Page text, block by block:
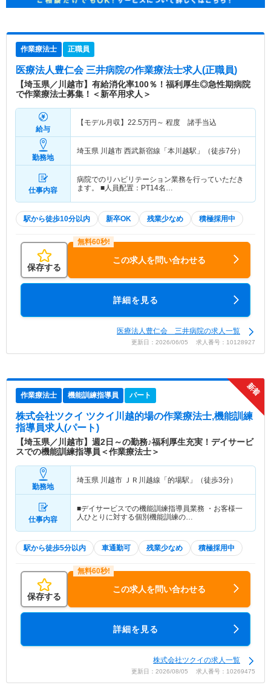
作業療法士 正職員
医療法人豊仁会 三井病院の作業療法士求人(正職員)
【埼玉県／川越市】有給消化率100％！福利厚生◎急性期病院
で作業療法士募集！＜新卒用求人＞
給与
【モデル月収】 22.5万円～ 程度 諸手当込
勤務地
埼玉県 川越市 西武新宿線「本川越駅」（徒歩7分）
仕事内容
病院でのリハビリテーション業務を行っていただき
ます。 ■人員配置：PT14名…
駅から徒歩10分以内 新卒OK 残業少なめ 積極採用中
保存する
この求人を問い合わせる
詳細を見る
医療法人豊仁会 三井病院の求人一覧
更新日：2026/06/05 求人番号：10128927
作業療法士 機能訓練指導員 パート
株式会社ツクイ ツクイ川越的場の作業療法士,機能訓練
指導員求人(パート)
【埼玉県／川越市】週2日～の勤務♪福利厚生充実！デイサービ
スでの機能訓練指導員＜作業療法士＞
勤務地
埼玉県 川越市 ＪＲ川越線「的場駅」（徒歩3分）
仕事内容
■デイサービスでの機能訓練指導員業務 ・お客様一
人ひとりに対する個別機能訓練の…
駅から徒歩5分以内 車通勤可 残業少なめ 積極採用中
保存する
この求人を問い合わせる
詳細を見る
株式会社ツクイの求人一覧
更新日：2026/08/05 求人番号：10269475